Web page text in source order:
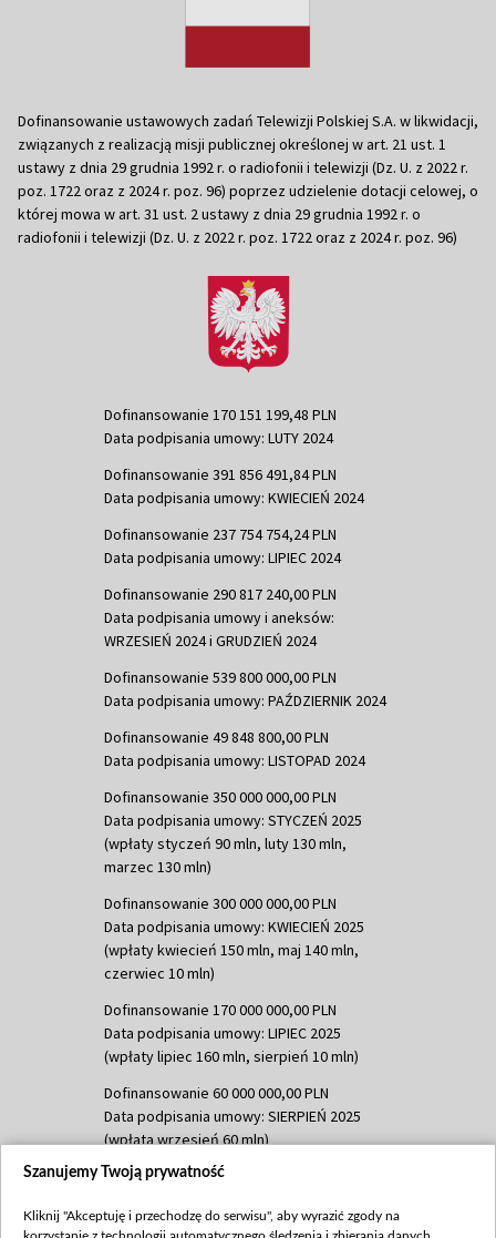
Dofinansowanie ustawowych zadań Telewizji Polskiej S.A. w likwidacji,
związanych z realizacją misji publicznej określonej w art. 21 ust. 1
ustawy z dnia 29 grudnia 1992 r. o radiofonii i telewizji (Dz. U. z 2022 r.
poz. 1722 oraz z 2024 r. poz. 96) poprzez udzielenie dotacji celowej, o
której mowa w art. 31 ust. 2 ustawy z dnia 29 grudnia 1992 r. o
radiofonii i telewizji (Dz. U. z 2022 r. poz. 1722 oraz z 2024 r. poz. 96)
Dofinansowanie 170 151 199,48 PLN
Data podpisania umowy: LUTY 2024
Dofinansowanie 391 856 491,84 PLN
Data podpisania umowy: KWIECIEŃ 2024
Dofinansowanie 237 754 754,24 PLN
Data podpisania umowy: LIPIEC 2024
Dofinansowanie 290 817 240,00 PLN
Data podpisania umowy i aneksów:
WRZESIEŃ 2024 i GRUDZIEŃ 2024
Dofinansowanie 539 800 000,00 PLN
Data podpisania umowy: PAŹDZIERNIK 2024
Dofinansowanie 49 848 800,00 PLN
Data podpisania umowy: LISTOPAD 2024
Dofinansowanie 350 000 000,00 PLN
Data podpisania umowy: STYCZEŃ 2025
(wpłaty styczeń 90 mln, luty 130 mln,
marzec 130 mln)
Dofinansowanie 300 000 000,00 PLN
Data podpisania umowy: KWIECIEŃ 2025
(wpłaty kwiecień 150 mln, maj 140 mln,
czerwiec 10 mln)
Dofinansowanie 170 000 000,00 PLN
Data podpisania umowy: LIPIEC 2025
(wpłaty lipiec 160 mln, sierpień 10 mln)
Dofinansowanie 60 000 000,00 PLN
Data podpisania umowy: SIERPIEŃ 2025
(wpłata wrzesień 60 mln)
Dofinansowanie 635 783 051,21 PLN
(wpłata wrzesień 100 mln, październik 350
Szanujemy Twoją prywatność
Kliknij "Akceptuję i przechodzę do serwisu", aby wyrazić zgody na